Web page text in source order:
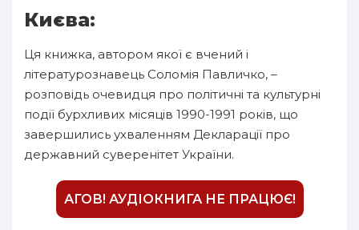
10
11
13
14
Києва:
Ця книжка, автором якої є вчений і
літературознавець Соломія Павличко, –
розповідь очевидця про політичні та культурні
події бурхливих місяців 1990-1991 років, що
завершились ухваленням Декларації про
державний суверенітет України.
АГОВ! АУДІОКНИГА НЕ ПРАЦЮЄ!